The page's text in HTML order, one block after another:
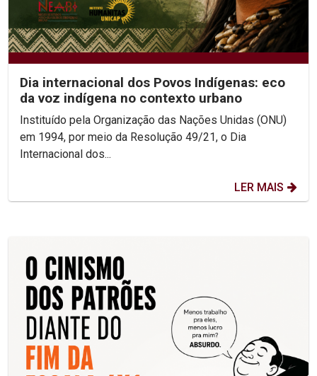
Dia internacional dos Povos Indígenas: eco
da voz indígena no contexto urbano
Instituído pela Organização das Nações Unidas (ONU)
em 1994, por meio da Resolução 49/21, o Dia
Internacional dos...
LER MAIS